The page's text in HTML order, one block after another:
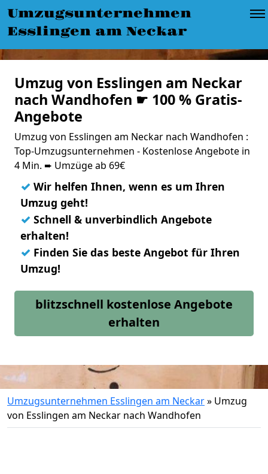
Umzugsunternehmen
Esslingen am Neckar
Umzug von Esslingen am Neckar
nach Wandhofen ☛ 100 % Gratis-
Angebote
Umzug von Esslingen am Neckar nach Wandhofen :
Top-Umzugsunternehmen - Kostenlose Angebote in
4 Min. ➨ Umzüge ab 69€
✓ Wir helfen Ihnen, wenn es um Ihren
Umzug geht!
✓ Schnell & unverbindlich Angebote
erhalten!
✓ Finden Sie das beste Angebot für Ihren
Umzug!
blitzschnell kostenlose Angebote
erhalten
Umzugsunternehmen Esslingen am Neckar» Umzug
von Esslingen am Neckar nach Wandhofen